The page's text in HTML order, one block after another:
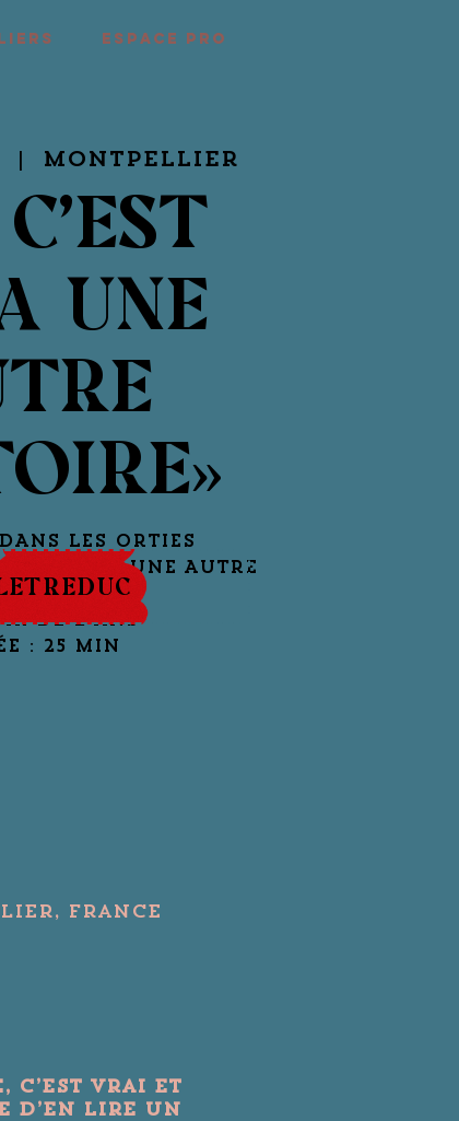
ESPACE PRO
Montpellier
UNE
LES ORTIES
DÉJA UNE AUTRE
DE 2 ANS
: 25 MIN
France
c’est vrai et
d’en lire un